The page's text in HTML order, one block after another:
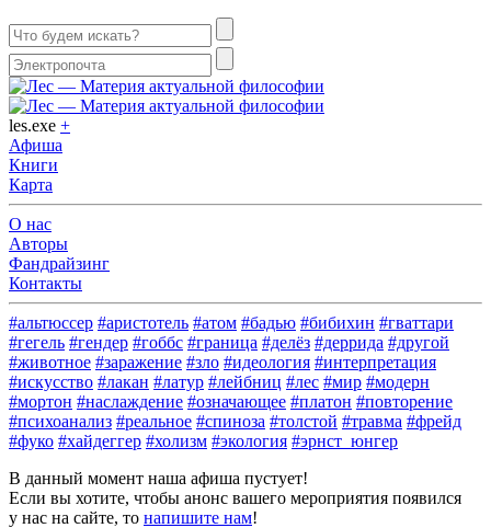
les.exe +
Афиша
Книги
Карта
О нас
Авторы
Фандрайзинг
Контакты
#альтюссер #аристотель #атом #бадью #бибихин #гваттари
#гегель #гендер #гоббс #граница #делёз #деррида #другой
#животное #заражение #зло #идеология #интерпретация
#искусство #лакан #латур #лейбниц #лес #мир #модерн
#мортон #наслаждение #означающее #платон #повторение
#психоанализ #реальное #спиноза #толстой #травма #фрейд
#фуко #хайдеггер #холизм #экология #эрнст_юнгер
В данный момент наша афиша пустует!
Если вы хотите, чтобы анонс вашего мероприятия появился
у нас на сайте, то напишите нам!